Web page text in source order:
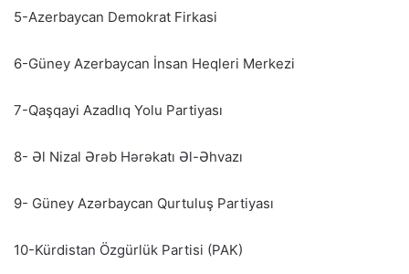
5-Azerbaycan Demokrat Firkasi
6-Güney Azerbaycan İnsan Heqleri Merkezi
‎7-Qaşqayi Azadlıq Yolu Partiyası
8- Əl Nizal Ərəb Hərəkatı Əl-Əhvazı
9- Güney Azərbaycan Qurtuluş Partiyası
10-Kürdistan Özgürlük Partisi (PAK)